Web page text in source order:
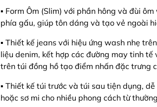
▪️ Form Ôm (Slim) với phần hông và đùi
phía gấu, giúp tôn dáng và tạo vẻ ngoài
▪️ Thiết kế jeans với hiệu ứng wash nhẹ
liệu denim, kết hợp các đường may tinh tế
trên túi đồng hồ tạo điểm nhấn đặc trưng
▪️ Thiết kế túi trước và túi sau tiện dụng,
hoặc sơ mi cho nhiều phong cách từ